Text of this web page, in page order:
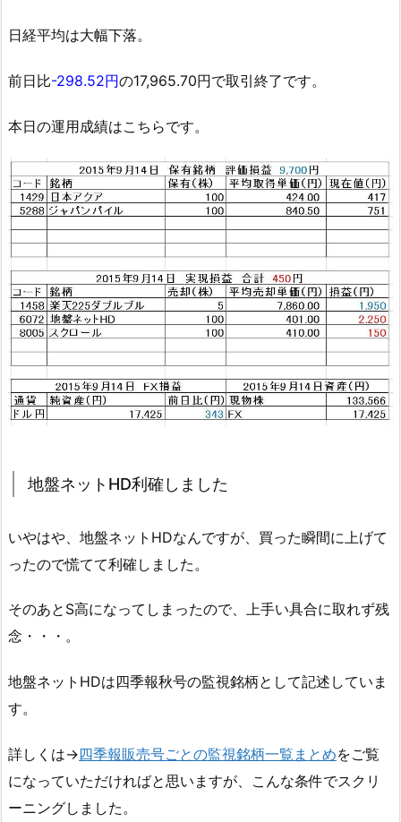
日経平均は大幅下落。
前日比-298.52円の17,965.70円で取引終了です。
本日の運用成績はこちらです。
地盤ネットHD利確しました
いやはや、地盤ネットHDなんですが、買った瞬間に上げて
ったので慌てて利確しました。
そのあとS高になってしまったので、上手い具合に取れず残
念・・・。
地盤ネットHDは四季報秋号の監視銘柄として記述していま
す。
詳しくは→四季報販売号ごとの監視銘柄一覧まとめをご覧
になっていただければと思いますが、こんな条件でスクリ
ーニングしました。